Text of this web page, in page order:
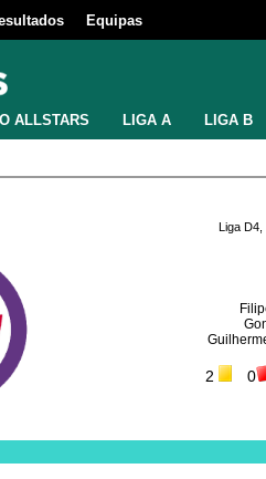
Equipas
ALLSTARS LIGA A LIGA B
Liga D4,
2 0